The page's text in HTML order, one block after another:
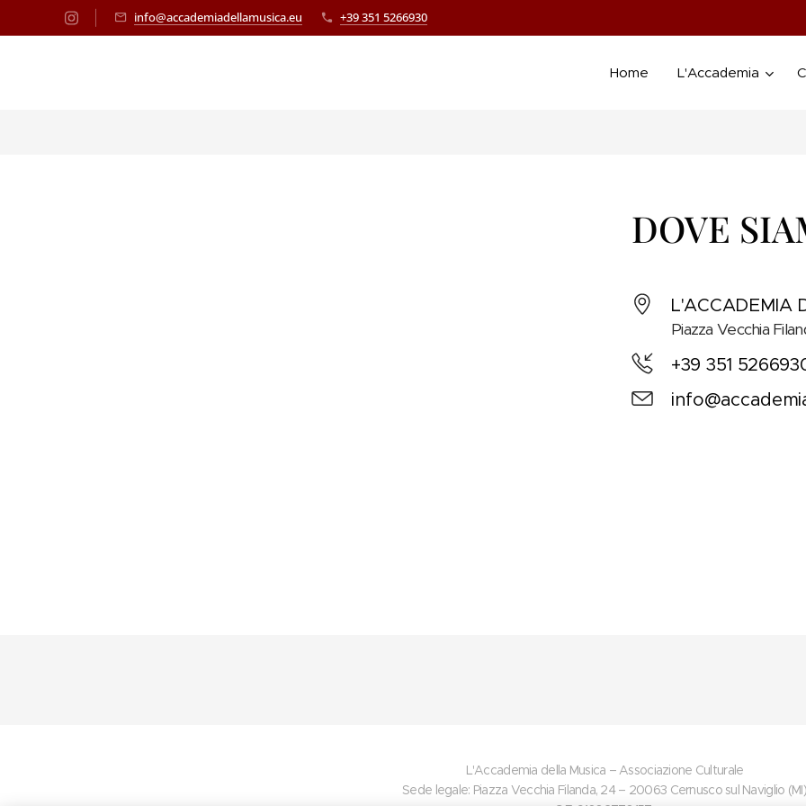
info@accademiadellamusica.eu +39 351 5266930
Home L'Accademia
DOVE
L'ACCADEMIA
Piazza Vecchia
+39 351
L'Accademia della Musica – Associazione Culturale
Sede legale: Piazza Vecchia Filanda, 24 – 20063 Cernusco sul Naviglio (MI)